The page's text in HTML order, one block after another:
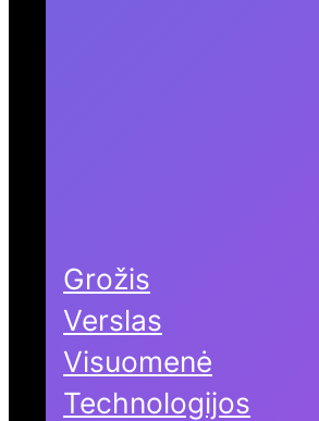
Grožis
Verslas
Visuomenė
Technologijos